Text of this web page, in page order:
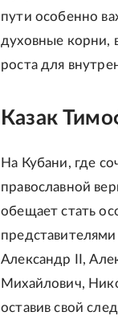
пути особенно
духовные корни,
роста для
Казак
На Кубани, где
православной
обещает стать
Александр II,
Михайлович,
оставив свой